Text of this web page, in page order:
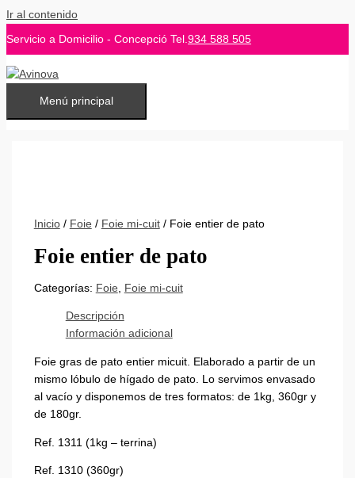
Ir al contenido
Servicio a Domicilio - Concepció Tel.934 588 505
Menú principal
Inicio/ Foie / Foie mi-cuit/ Foie entier de pato
Foie entier de pato
Categorías: Foie Foie mi-cuit
Descripción
Información adicional
Foie gras de pato entier micuit. Elaborado a partir de un
mismo lóbulo de hígado de pato. Lo servimos envasado
al vacío y disponemos de tres formatos: de 1kg, 360gr y
de 180gr.
Ref. 1311 (1kg – terrina)
Ref. 1310 (360gr)